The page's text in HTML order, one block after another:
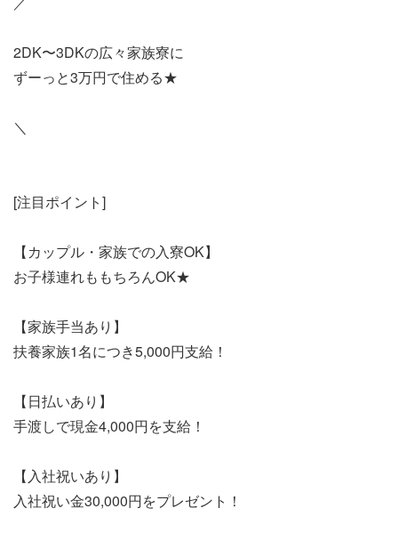
2DK〜3DKの広々家族寮に
ずーっと3万円で住める★
＼
[注目ポイント]
【カップル・家族での入寮OK】
お子様連れももちろんOK★
【家族手当あり】
扶養家族1名につき5,000円支給！
【日払いあり】
手渡しで現金4,000円を支給！
【入社祝いあり】
入社祝い金30,000円をプレゼント！